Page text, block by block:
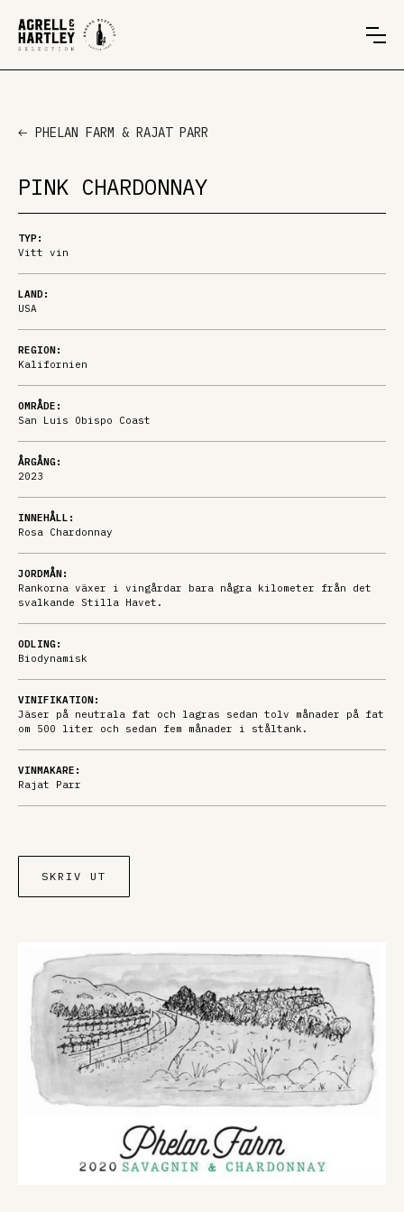
PHELAN FARM & RAJAT PARR
PINK CHARDONNAY
TYP:
Vitt vin
LAND:
USA
REGION:
Kalifornien
OMRÅDE:
San Luis Obispo Coast
ÅRGÅNG:
2023
INNEHÅLL:
Rosa Chardonnay
JORDMÅN:
Rankorna växer i vingårdar bara några kilometer från det
svalkande Stilla Havet.
ODLING:
Biodynamisk
VINIFIKATION:
Jäser på neutrala fat och lagras sedan tolv månader på fat
om 500 liter och sedan fem månader i ståltank.
VINMAKARE:
Rajat Parr
SKRIV UT